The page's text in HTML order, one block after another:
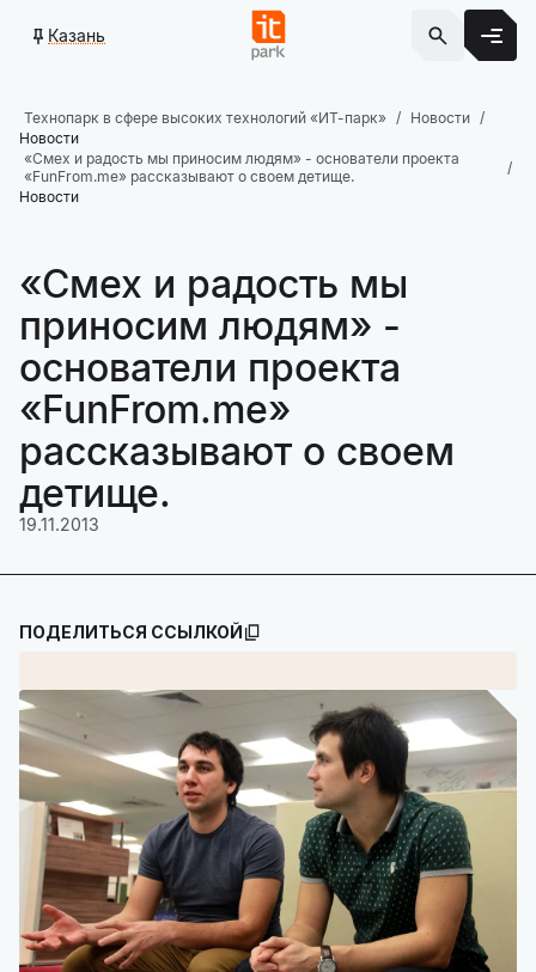
Казань
Технопарк в сфере высоких технологий «ИТ-парк»
Новости
Новости
«Смех и радость мы приносим людям» - основатели проекта
«FunFrom.me» рассказывают о своем детище.
Новости
«Смех и радость мы
приносим людям» -
основатели проекта
«FunFrom.me»
рассказывают о своем
детище.
19.11.2013
ПОДЕЛИТЬСЯ ССЫЛКОЙ